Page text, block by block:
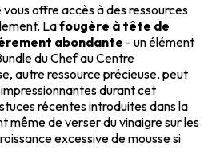
offre accès à des ressources
Lafougère à tête de
abondante - un élément
du Chef au Centre
autre ressource précieuse, peut
durant cet
récentes introduites dans la
même de verser du vinaigre sur les
excessive de mousse si